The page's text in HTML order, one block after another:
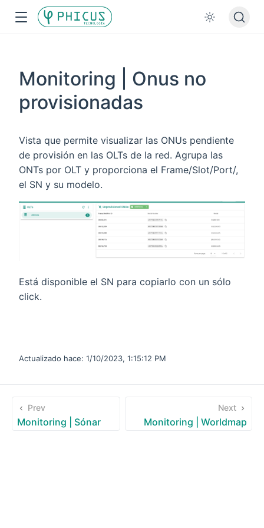
Monitoring | Onus no
provisionadas
Vista que permite visualizar las ONUs pendiente
de provisión en las OLTs de la red. Agrupa las
ONTs por OLT y proporciona el Frame/Slot/Port/,
el SN y su modelo.
Está disponible el SN para copiarlo con un sólo
click.
Actualizado hace: 1/10/2023, 1:15:12 PM
Prev
Monitoring | Sónar
Next
Monitoring | Worldmap